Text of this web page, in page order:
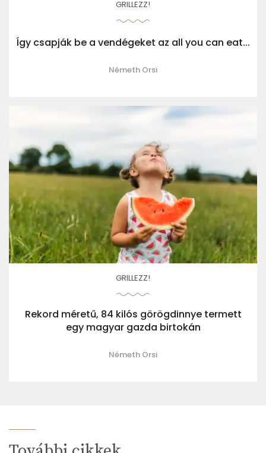
GRILLEZZ!
Így csapják be a vendégeket az all you can eat...
Németh Orsi
GRILLEZZ!
Rekord méretű, 84 kilós görögdinnye termett
egy magyar gazda birtokán
Németh Orsi